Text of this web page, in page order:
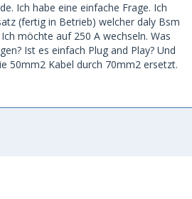
Ich habe eine einfache Frage. Ich
(fertig in Betrieb) welcher daly Bsm
möchte auf 250 A wechseln. Was
Ist es einfach Plug and Play? Und
50mm2 Kabel durch 70mm2 ersetzt.